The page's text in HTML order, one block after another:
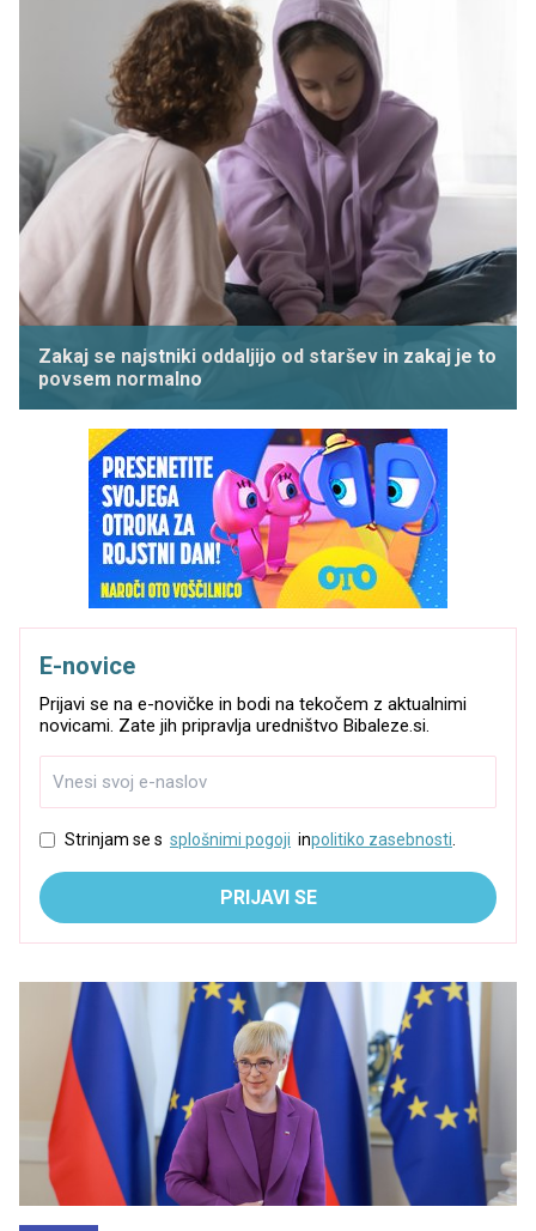
Zakaj se najstniki oddaljijo od staršev in zakaj je to
povsem normalno
E-novice
Prijavi se na e-novičke in bodi na tekočem z aktualnimi
novicami. Zate jih pripravlja uredništvo Bibaleze.si.
Strinjam se s splošnimi pogoji inpolitiko zasebnosti
PRIJAVI SE